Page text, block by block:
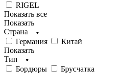
RIGEL
Показать все
Показать
Страна
Германия
Китай
Показать
Тип
Бордюры
Брусчатка